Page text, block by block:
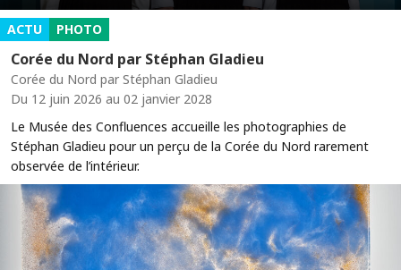
ACTU PHOTO
Corée du Nord par Stéphan Gladieu
Corée du Nord par Stéphan Gladieu
Du 12 juin 2026 au 02 janvier 2028
Le Musée des Confluences accueille les photographies de
Stéphan Gladieu pour un perçu de la Corée du Nord rarement
observée de l’intérieur.